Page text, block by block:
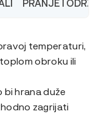
temperaturi,
obroku ili
bi hrana duže
zagrijati